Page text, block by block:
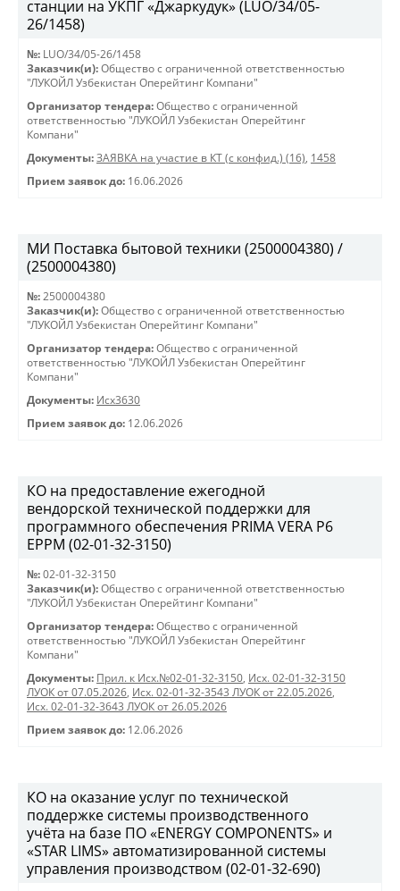
станции на УКПГ «Джаркудук» (LUO/34/05-
26/1458)
№: LUO/34/05-26/1458
Заказчик(и): Общество с ограниченной ответственностью
"ЛУКОЙЛ Узбекистан Оперейтинг Компани"
Организатор тендера: Общество с ограниченной
ответственностью "ЛУКОЙЛ Узбекистан Оперейтинг
Компани"
Документы: ЗАЯВКА на участие в КТ (с конфид.) (16), 1458
Прием заявок до: 16.06.2026
МИ Поставка бытовой техники (2500004380) /
(2500004380)
№: 2500004380
Заказчик(и): Общество с ограниченной ответственностью
"ЛУКОЙЛ Узбекистан Оперейтинг Компани"
Организатор тендера: Общество с ограниченной
ответственностью "ЛУКОЙЛ Узбекистан Оперейтинг
Компани"
Документы: Исх3630
Прием заявок до: 12.06.2026
КО на предоставление ежегодной
вендорской технической поддержки для
программного обеспечения PRIMA VERA P6
EPPM (02-01-32-3150)
№: 02-01-32-3150
Заказчик(и): Общество с ограниченной ответственностью
"ЛУКОЙЛ Узбекистан Оперейтинг Компани"
Организатор тендера: Общество с ограниченной
ответственностью "ЛУКОЙЛ Узбекистан Оперейтинг
Компани"
Документы: Прил. к Исх.№02-01-32-3150, Исх. 02-01-32-3150
ЛУОК от 07.05.2026, Исх. 02-01-32-3543 ЛУОК от 22.05.2026,
Исх. 02-01-32-3643 ЛУОК от 26.05.2026
Прием заявок до: 12.06.2026
КО на оказание услуг по технической
поддержке системы производственного
учёта на базе ПО «ENERGY COMPONENTS» и
«STAR LIMS» автоматизированной системы
управления производством (02-01-32-690)